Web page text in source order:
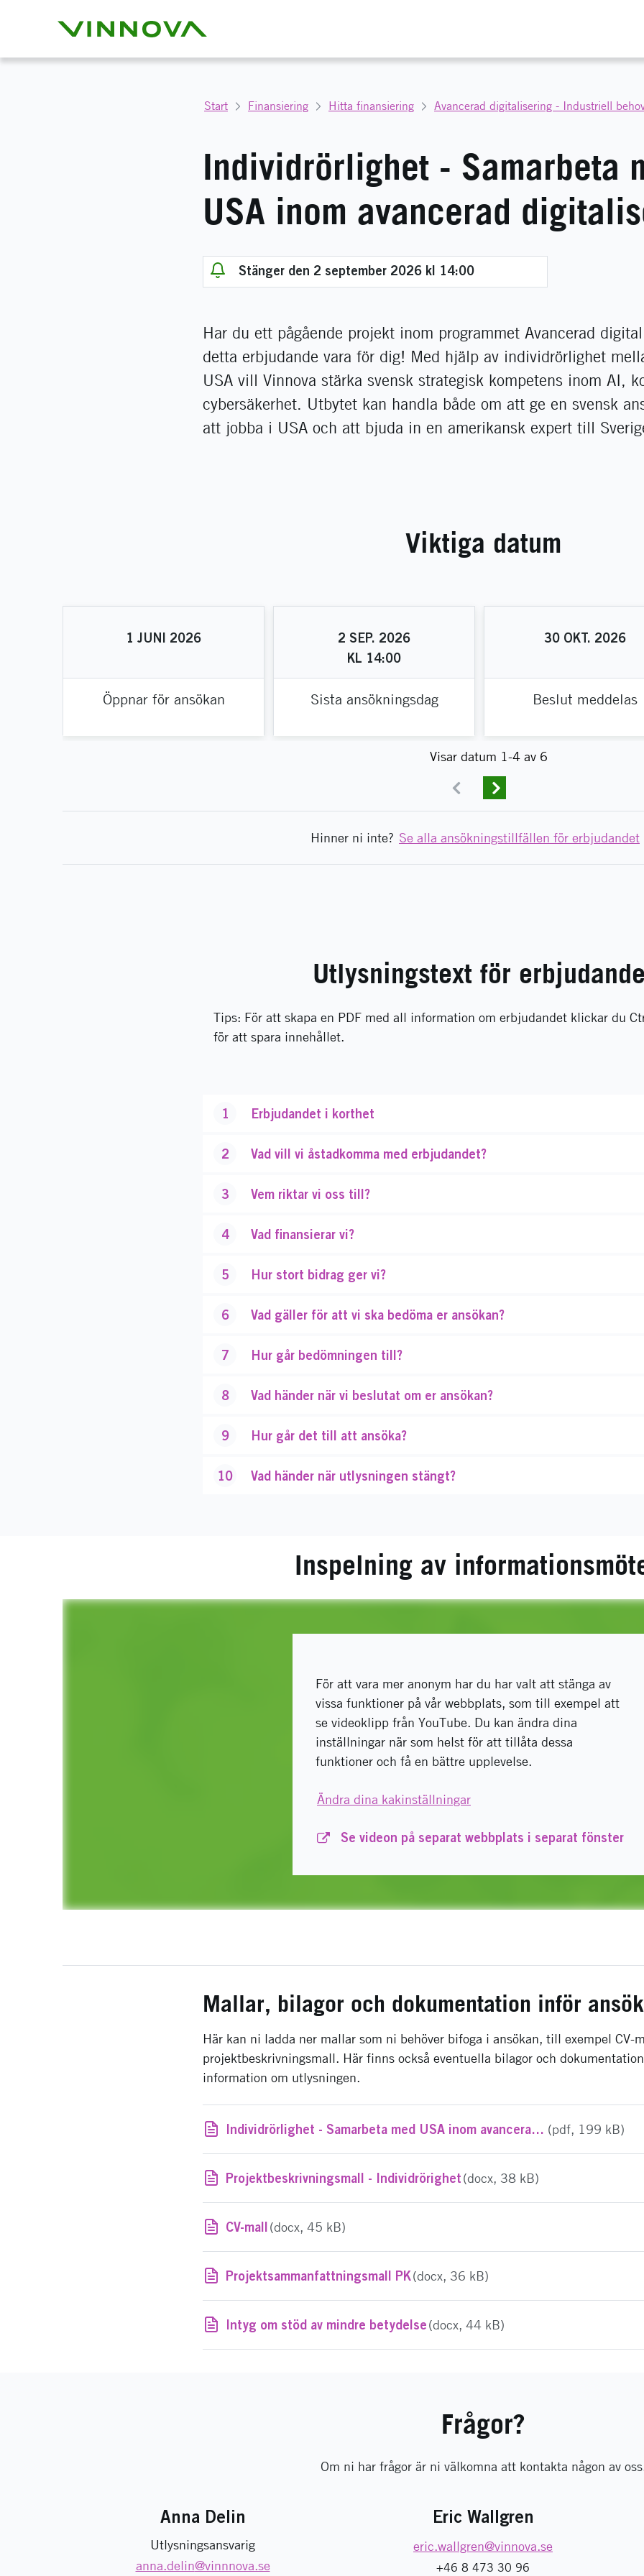
Start Finansiering Hitta finansiering Avancerad digitalisering - Industriell
Individrörlighet - Samarbeta
USA inom avancerad
Stänger den 2 september 2026 kl 14:00
Har du ett pågående projekt inom programmet Avancerad
detta erbjudande vara för dig! Med hjälp av individrörlighet
USA vill Vinnova stärka svensk strategisk kompetens inom AI,
cybersäkerhet. Utbytet kan handla både om att ge en svensk
att jobba i USA och att bjuda in en amerikansk expert till
Viktiga datum
1 JUNI 2026
Öppnar för ansökan
2 SEP. 2026
KL 14:00
Sista ansökningsdag
30 OKT. 2026
Beslut meddelas
PreviousNext
Visar datum 1-4 av 6
Hinner ni inte? Se alla ansökningstillfällen för erbjudandet
Utlysningstext för
Tips: För att skapa en PDF med all information om erbjudandet klickar du
för att spara innehållet.
1 Erbjudandet i korthet
2 Vad vill vi åstadkomma med erbjudandet?
3 Vem riktar vi oss till?
4 Vad finansierar vi?
5 Hur stort bidrag ger vi?
6 Vad gäller för att vi ska bedöma er ansökan?
7 Hur går bedömningen till?
8 Vad händer när vi beslutat om er ansökan?
9 Hur går det till att ansöka?
10 Vad händer när utlysningen stängt?
Inspelning av
För att vara mer anonym har du har valt att stänga av
vissa funktioner på vår webbplats, som till exempel att
se videoklipp från YouTube. Du kan ändra dina
inställningar när som helst för att tillåta dessa
funktioner och få en bättre upplevelse.
Ändra dina kakinställningar
Se videon på separat webbplats i separat fönster
Mallar, bilagor och dokumentation inför
Här kan ni ladda ner mallar som ni behöver bifoga i ansökan, till exempel CV-
projektbeskrivningsmall. Här finns också eventuella bilagor och
information om utlysningen.
Individrörlighet - Samarbeta med USA inom avancerad digitalisering - utlysningstext (pdf, 199 kB)
Projektbeskrivningsmall - Individrörighet(docx, 38 kB)
CV-mall(docx, 45 kB)
Projektsammanfattningsmall PK(docx, 36 kB)
Intyg om stöd av mindre betydelse(docx, 44 kB)
Frågor?
Om ni har frågor är ni välkomna att kontakta någon av
Anna Delin
Utlysningsansvarig
anna.delin@vinnnova.se
Eric Wallgren
eric.wallgren@vinnova.se
+46 8 473 30 96